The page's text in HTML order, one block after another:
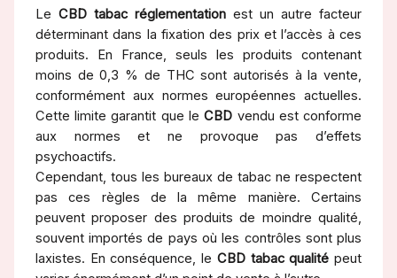
Le CBD tabac réglementation est un autre facteur
déterminant dans la fixation des prix et l’accès à ces
produits. En France, seuls les produits contenant
moins de 0,3 % de THC sont autorisés à la vente,
conformément aux normes européennes actuelles.
Cette limite garantit que leCBD vendu est conforme
aux normes et ne provoque pas d’effets
psychoactifs.
Cependant, tous les bureaux de tabac ne respectent
pas ces règles de la même manière. Certains
peuvent proposer des produits de moindre qualité,
souvent importés de pays où les contrôles sont plus
laxistes. En conséquence, le CBD tabac qualité peut